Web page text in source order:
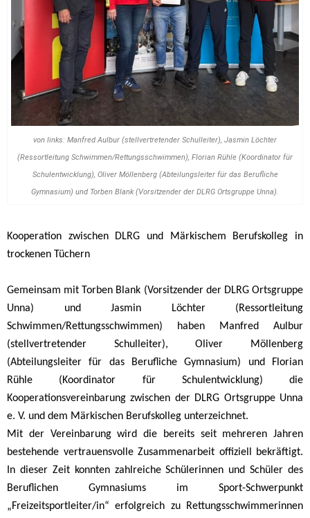
von links: Manfred Aulbur (stellvertretender Schulleiter), Jasmin Löchter
(Ressortleitung Schwimmen/Rettungsschwimmen), Florian Rühle (Koordinator für
Schulentwicklung), Oliver Möllenberg (Abteilungsleiter für das Berufliche
Gymnasium) und Torben Blank (Vorsitzender der DLRG Ortsgruppe Unna).
Kooperation zwischen DLRG und Märkischem Berufskolleg in
trockenen Tüchern
Gemeinsam mit Torben Blank (Vorsitzender der DLRG Ortsgruppe
Unna) und Jasmin Löchter (Ressortleitung
Schwimmen/Rettungsschwimmen) haben Manfred Aulbur
(stellvertretender Schulleiter), Oliver Möllenberg
(Abteilungsleiter für das Berufliche Gymnasium) und Florian
Rühle (Koordinator für Schulentwicklung) die
Kooperationsvereinbarung zwischen der DLRG Ortsgruppe Unna
e. V. und dem Märkischen Berufskolleg unterzeichnet.
Mit der Vereinbarung wird die bereits seit mehreren Jahren
bestehende vertrauensvolle Zusammenarbeit offiziell bekräftigt.
In dieser Zeit konnten zahlreiche Schülerinnen und Schüler des
Beruflichen Gymnasiums im Sport-Schwerpunkt
„Freizeitsportleiter/in“ erfolgreich zu Rettungsschwimmerinnen